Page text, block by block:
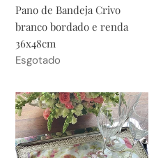
Pano de Bandeja Crivo
branco bordado e renda
36x48cm
Preço
Esgotado
Pano
de
Bandeja
Floral